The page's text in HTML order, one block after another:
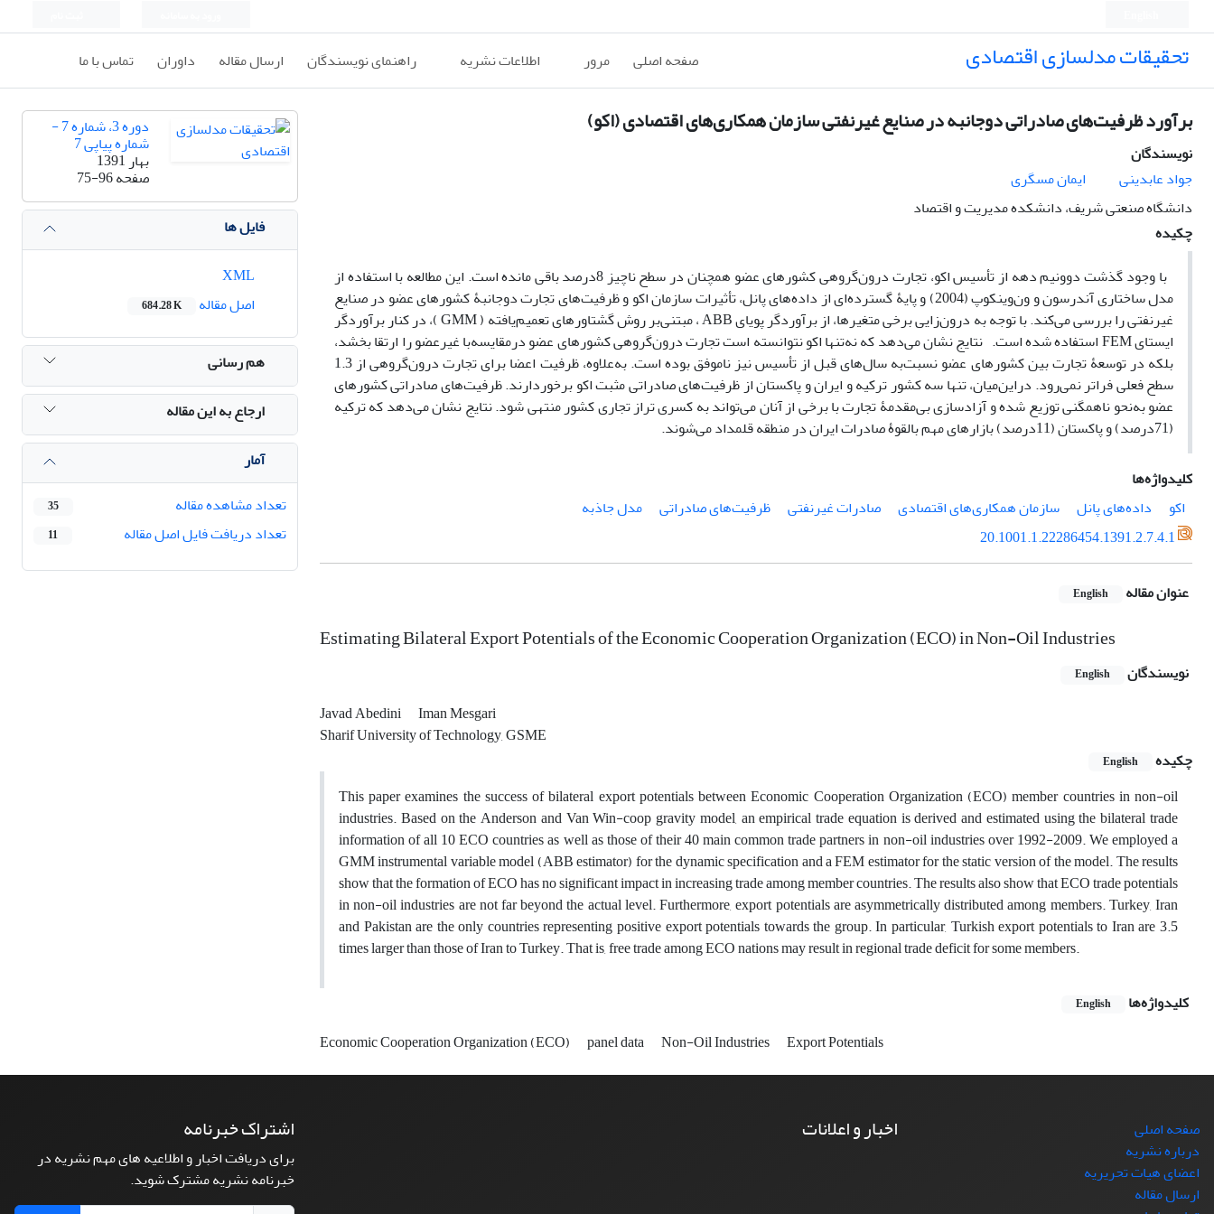
تحقیقات مدلسازی اقتصادی صفحه اصلی مرور اطلاعات نشریه راهنمای نویسندگان ارسال مقاله داوران تماس با ما
برآورد ظرفیت‌های صادراتی دوجانبه در صنایع غیرنفتی سازمان همکاری‌های اقتصادی (اکو)
نویسندگان
جواد عابدینی
ایمان مسگری
دانشگاه صنعتی شریف، دانشکده مدیریت و اقتصاد
چکیده
با وجود گذشت دوونیم دهه از تأسیس اکو، تجارت درون‌گروهی کشورهای عضو همچنان در سطح ناچیز 8درصد باقی مانده است. این مطالعه با استفاده از
مدل ساختاری آندرسون و ون‌وینکوپ (2004) و پایۀ گسترده‌ای از داده‌های پانل، تأثیرات سازمان اکو و ظرفیت‌های تجارت دوجانبۀ کشورهای عضو در صنایع
غیرنفتی را بررسی می‌کند. با توجه به درون‌زایی برخی متغیرها، از برآوردگر پویای ABB ، مبتنی‌بر روش گشتاورهای تعمیم‌یافته ( GMM )، در کنار برآوردگر
ایستای FEM استفاده شده است. نتایج نشان می‌دهد که نه‌تنها اکو نتوانسته است تجارت درون‌گروهی کشورهای عضو درمقایسه‌با غیرعضو را ارتقا بخشد،
بلکه در توسعۀ تجارت بین کشورهای عضو نسبت‌به سال‌های قبل از تأسیس نیز ناموفق بوده است. به‌علاوه، ظرفیت اعضا برای تجارت درون‌گروهی از 1.3
سطح فعلی فراتر نمی‌رود. دراین‌میان، تنها سه کشور ترکیه و ایران و پاکستان از ظرفیت‌های صادراتی مثبت اکو برخوردارند. ظرفیت‌های صادراتی کشورهای
عضو به‌نحو ناهمگنی توزیع شده و آزادسازی بی‌مقدمۀ تجارت با برخی از آنان می‌تواند به کسری تراز تجاری کشور منتهی شود. نتایج نشان می‌دهد که ترکیه
(71درصد) و پاکستان (11درصد) بازارهای مهم‌ بالقوۀ صادرات ایران در منطقه قلمداد می‌شوند.
کلیدواژه‌ها
اکو
داده‌های پانل سازمان همکاری‌های اقتصادی صادرات غیرنفتی ظرفیت‌های صادراتی
مدل جاذبه
20.1001.1.22286454.1391.2.7.4.1
عنوان مقاله English
Estimating Bilateral Export Potentials of the Economic Cooperation Organization (ECO) in Non-Oil Industries
نویسندگان English
Javad Abedini
Iman Mesgari
Sharif University of Technology, GSME
چکیده
English
This paper examines the success of bilateral export potentials between Economic Cooperation Organization (ECO) member countries in non-oil
industries. Based on the Anderson and Van Win-coop gravity model, an empirical trade equation is derived and estimated using the bilateral trade
information of all 10 ECO countries as well as those of their 40 main common trade partners in non-oil industries over 1992-2009. We employed a
GMM instrumental variable model (ABB estimator) for the dynamic specification and a FEM estimator for the static version of the model. The results
show that the formation of ECO has no significant impact in increasing trade among member countries. The results also show that ECO trade potentials
in non-oil industries are not far beyond the actual level. Furthermore, export potentials are asymmetrically distributed among members. Turkey, Iran
and Pakistan are the only countries representing positive export potentials towards the group. In particular, Turkish export potentials to Iran are 3.5
times larger than those of Iran to Turkey. That is, free trade among ECO nations may result in regional trade deficit for some members.
کلیدواژه‌ها
English
Economic Cooperation Organization (ECO) panel data Non-Oil Industries Export Potentials
دوره 3، شماره 7 -
شماره پیاپی 7
بهار 1391
صفحه75-96
فایل ها
اصل مقاله
684.28 K
هم رسانی
ارجاع به این مقاله
آمار
تعداد مشاهده مقاله
35
تعداد دریافت فایل اصل مقاله 11
صفحه اصلی
درباره نشریه
اعضای هیات تحریریه
ارسال مقاله
اخبار و اعلانات اشتراک خبرنامه
برای دریافت اخبار و اطلاعیه های مهم نشریه در
خبرنامه نشریه مشترک شوید.